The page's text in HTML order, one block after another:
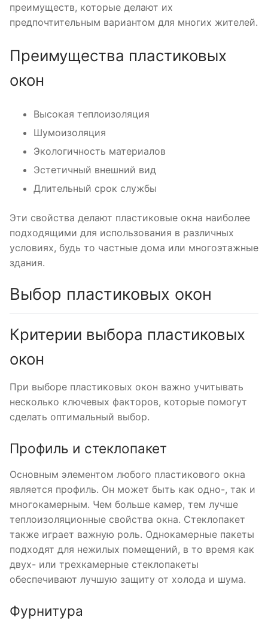
преимуществ, которые делают их
предпочтительным вариантом для многих жителей.
Преимущества пластиковых
окон
Высокая теплоизоляция
Шумоизоляция
Экологичность материалов
Эстетичный внешний вид
Длительный срок службы
Эти свойства делают пластиковые окна наиболее
подходящими для использования в различных
условиях, будь то частные дома или многоэтажные
здания.
Выбор пластиковых окон
Критерии выбора пластиковых
окон
При выборе пластиковых окон важно учитывать
несколько ключевых факторов, которые помогут
сделать оптимальный выбор.
Профиль и стеклопакет
Основным элементом любого пластикового окна
является профиль. Он может быть как одно-, так и
многокамерным. Чем больше камер, тем лучше
теплоизоляционные свойства окна. Стеклопакет
также играет важную роль. Однокамерные пакеты
подходят для нежилых помещений, в то время как
двух- или трехкамерные стеклопакеты
обеспечивают лучшую защиту от холода и шума.
Фурнитура